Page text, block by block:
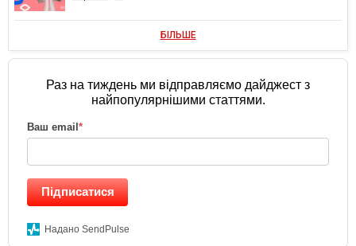
БІЛЬШЕ
Раз на тиждень ми відправляємо дайджест з
найпопулярнішими статтями.
Ваш email *
Підписатися
Надано SendPulse